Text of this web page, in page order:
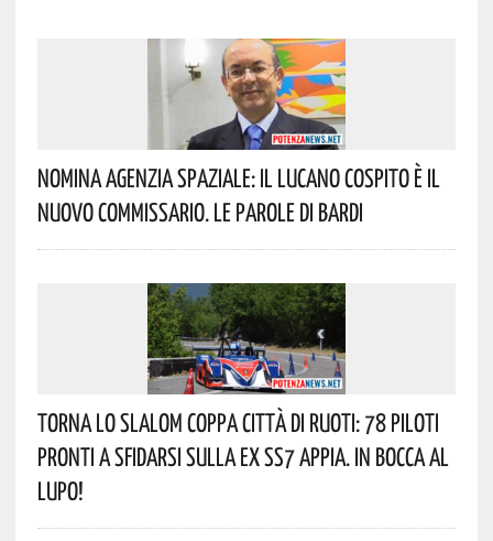
Nomina Agenzia Spaziale: Il Lucano Cospito È Il
Nuovo Commissario. Le Parole Di Bardi
Torna Lo Slalom Coppa Città Di Ruoti: 78 Piloti
Pronti A Sfidarsi Sulla Ex SS7 Appia. In Bocca Al
Lupo!